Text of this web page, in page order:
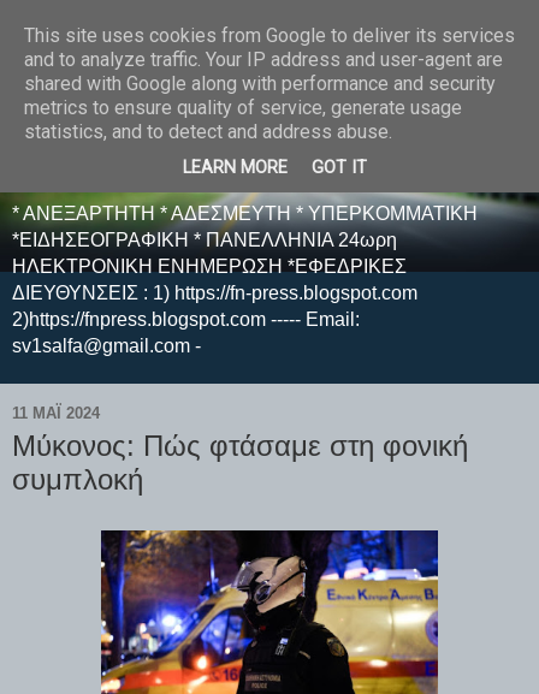
E F E N P R E S S -
ΗΛΕΚΤΡΟΝΙΚΗ
ΕΦΗΜΕΡΙΔΑ
* ΑΝΕΞΑΡΤΗΤΗ * ΑΔΕΣΜΕΥΤΗ * ΥΠΕΡΚΟΜΜΑΤΙΚΗ
*ΕΙΔΗΣΕΟΓΡΑΦΙΚΗ * ΠΑΝΕΛΛΗΝΙΑ 24ωρη
ΗΛΕΚΤΡΟΝΙΚΗ ΕΝΗΜΕΡΩΣΗ *ΕΦΕΔΡΙΚΕΣ
ΔΙΕΥΘΥΝΣΕΙΣ : 1) https://fn-press.blogspot.com
2)https://fnpress.blogspot.com ----- Email:
sv1salfa@gmail.com -
11 ΜΑΪ́ 2024
Μύκονος: Πώς φτάσαμε στη φονική
συμπλοκή
This site uses cookies from Google to deliver its services
and to analyze traffic. Your IP address and user-agent are
shared with Google along with performance and security
metrics to ensure quality of service, generate usage
statistics, and to detect and address abuse.
LEARN MORE GOT IT